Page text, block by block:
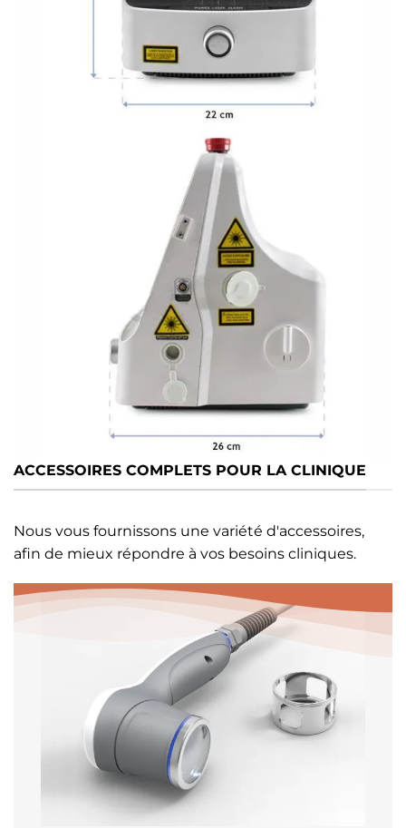
ACCESSOIRES COMPLETS POUR LA CLINIQUE
Nous vous fournissons une variété d'accessoires,
afin de mieux répondre à vos besoins cliniques.